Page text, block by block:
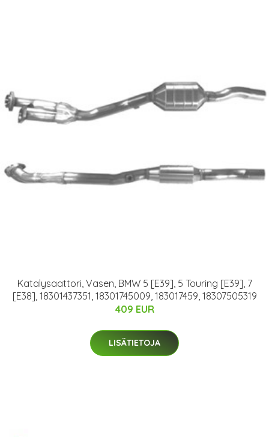
Katalysaattori, Vasen, BMW 5 [E39], 5 Touring [E39], 7
[E38], 18301437351, 18301745009, 183017459, 18307505319
409 EUR
LISÄTIETOJA